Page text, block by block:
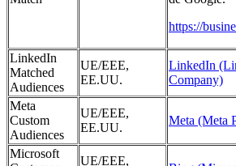
https://
LinkedIn
Matched
Audiences
UE/EEE,
EE.UU.
LinkedIn
Company)
Meta
Custom
Audiences
UE/EEE,
EE.UU.
Meta (Meta
Microsoft
UE/EEE,